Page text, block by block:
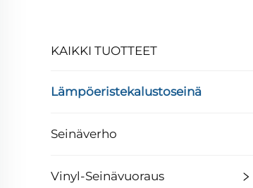
KAIKKI TUOTTEET
Lämpöeristekalustoseinä
Seinäverho
Vinyl-Seinävuoraus